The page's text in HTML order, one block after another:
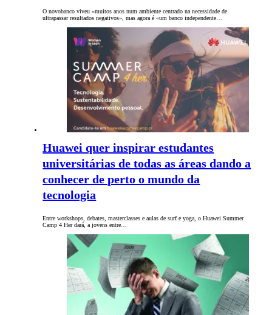
O novobanco viveu «muitos anos num ambiente centrado na necessidade de
ultrapassar resultados negativos», mas agora é «um banco independente…
Huawei quer inspirar estudantes
universitárias de todas as áreas dando a
conhecer de perto o mundo da
tecnologia
Entre workshops, debates, masterclasses e aulas de surf e yoga, o Huawei Summer
Camp 4 Her dará, a jovens entre…